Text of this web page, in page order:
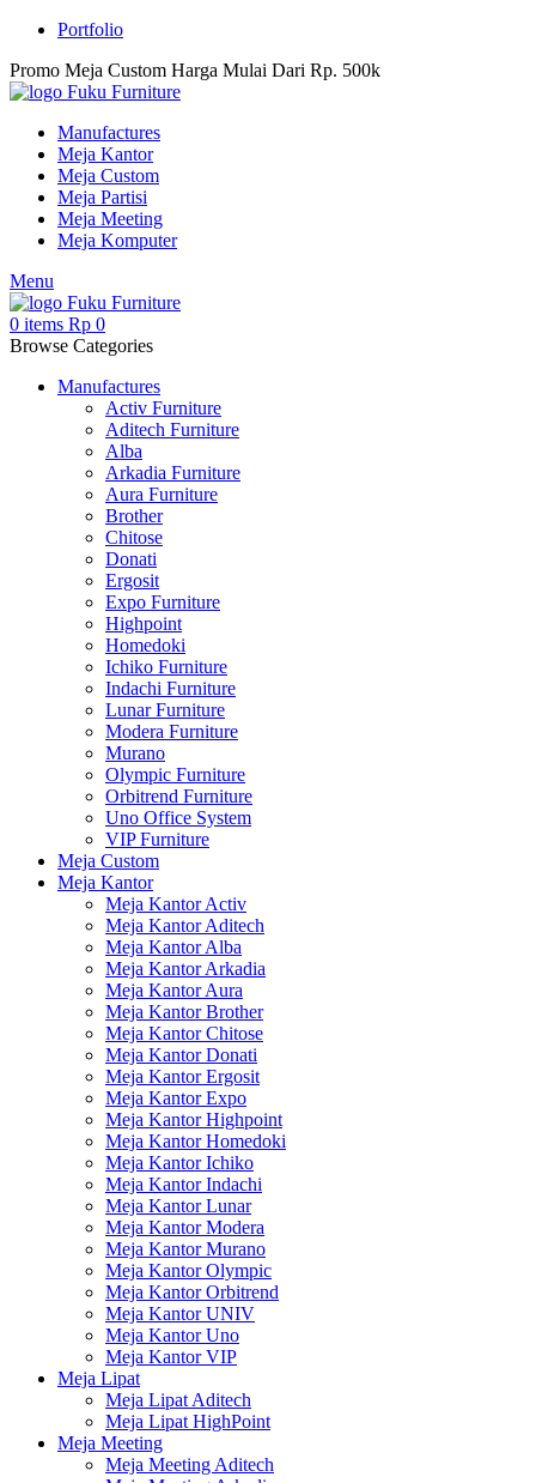
Portfolio
Promo Meja Custom Harga Mulai Dari Rp. 500k
Manufactures
Meja Kantor
Meja Custom
Meja Partisi
Meja Meeting
Meja Komputer
Menu
0 items Rp 0
Browse Categories
Manufactures
Activ Furniture
Aditech Furniture
Alba
Arkadia Furniture
Aura Furniture
Brother
Chitose
Donati
Ergosit
Expo Furniture
Highpoint
Homedoki
Ichiko Furniture
Indachi Furniture
Lunar Furniture
Modera Furniture
Murano
Olympic Furniture
Orbitrend Furniture
Uno Office System
VIP Furniture
Meja Custom
Meja Kantor
Meja Kantor Activ
Meja Kantor Aditech
Meja Kantor Alba
Meja Kantor Arkadia
Meja Kantor Aura
Meja Kantor Brother
Meja Kantor Chitose
Meja Kantor Donati
Meja Kantor Ergosit
Meja Kantor Expo
Meja Kantor Highpoint
Meja Kantor Homedoki
Meja Kantor Ichiko
Meja Kantor Indachi
Meja Kantor Lunar
Meja Kantor Modera
Meja Kantor Murano
Meja Kantor Olympic
Meja Kantor Orbitrend
Meja Kantor UNIV
Meja Kantor Uno
Meja Kantor VIP
Meja Lipat
Meja Lipat Aditech
Meja Lipat HighPoint
Meja Meeting
Meja Meeting Aditech